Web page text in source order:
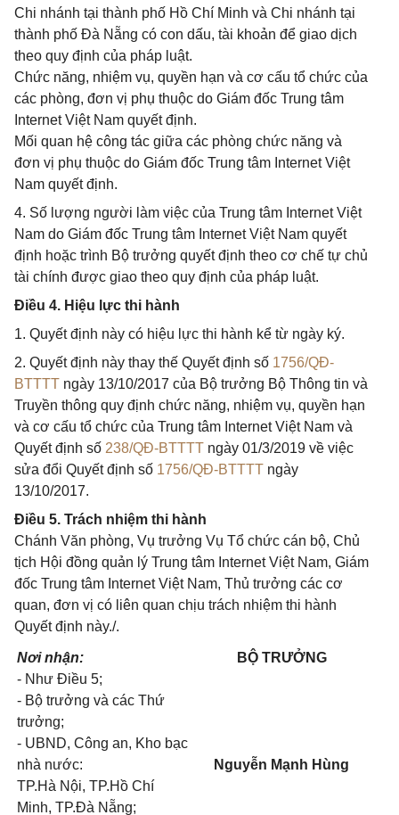
Chi nhánh tại thành phố Hồ Chí Minh và Chi nhánh tại
thành phố Đà Nẵng có con dấu, tài khoản để giao dịch
theo quy định của pháp luật.
Chức năng, nhiệm vụ, quyền hạn và cơ cấu tổ chức của
các phòng, đơn vị phụ thuộc do Giám đốc Trung tâm
Internet Việt Nam quyết định.
Mối quan hệ công tác giữa các phòng chức năng và
đơn vị phụ thuộc do Giám đốc Trung tâm Internet Việt
Nam quyết định.
4. Số lượng người làm việc của Trung tâm Internet Việt
Nam do Giám đốc Trung tâm Internet Việt Nam quyết
định hoặc trình Bộ trưởng quyết định theo cơ chế tự chủ
tài chính được giao theo quy định của pháp luật.
Điều 4. Hiệu lực thi hành
1. Quyết định này có hiệu lực thi hành kể từ ngày ký.
2. Quyết định này thay thế Quyết định số 1756/QĐ-
BTTTT ngày 13/10/2017 của Bộ trưởng Bộ Thông tin và
Truyền thông quy định chức năng, nhiệm vụ, quyền hạn
và cơ cấu tổ chức của Trung tâm Internet Việt Nam và
Quyết định số 238/QĐ-BTTTT ngày 01/3/2019 về việc
sửa đổi Quyết định số 1756/QĐ-BTTTT ngày
13/10/2017.
Điều 5. Trách nhiệm thi hành
Chánh Văn phòng, Vụ trưởng Vụ Tổ chức cán bộ, Chủ
tịch Hội đồng quản lý Trung tâm Internet Việt Nam, Giám
đốc Trung tâm Internet Việt Nam, Thủ trưởng các cơ
quan, đơn vị có liên quan chịu trách nhiệm thi hành
Quyết định này./.
Nơi nhận:
- Như Điều 5;
- Bộ trưởng và các Thứ
trưởng;
- UBND, Công an, Kho bạc
nhà nước:
TP.Hà Nội, TP.Hồ Chí
Minh, TP.Đà Nẵng;
BỘ TRƯỞNG
Nguyễn Mạnh Hùng